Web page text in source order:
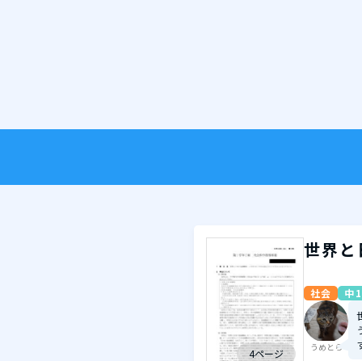
4ページ
世界
社会 中1
うめとら